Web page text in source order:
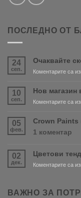
ПОСЛЕДНО ОТ
24
сеп.
Очаквайте
Коментарите са
10
сеп.
Нов магазин
Коментарите са
05
фев.
Crown Paints
1 коментар
02
дек.
Цветови
Коментарите са
ВАЖНО ЗА